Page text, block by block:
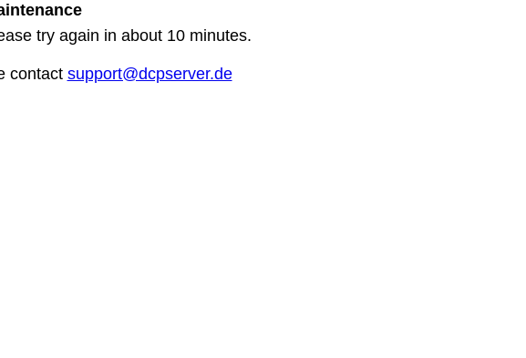
try again in about 10 minutes.
contact support@dcpserver.de